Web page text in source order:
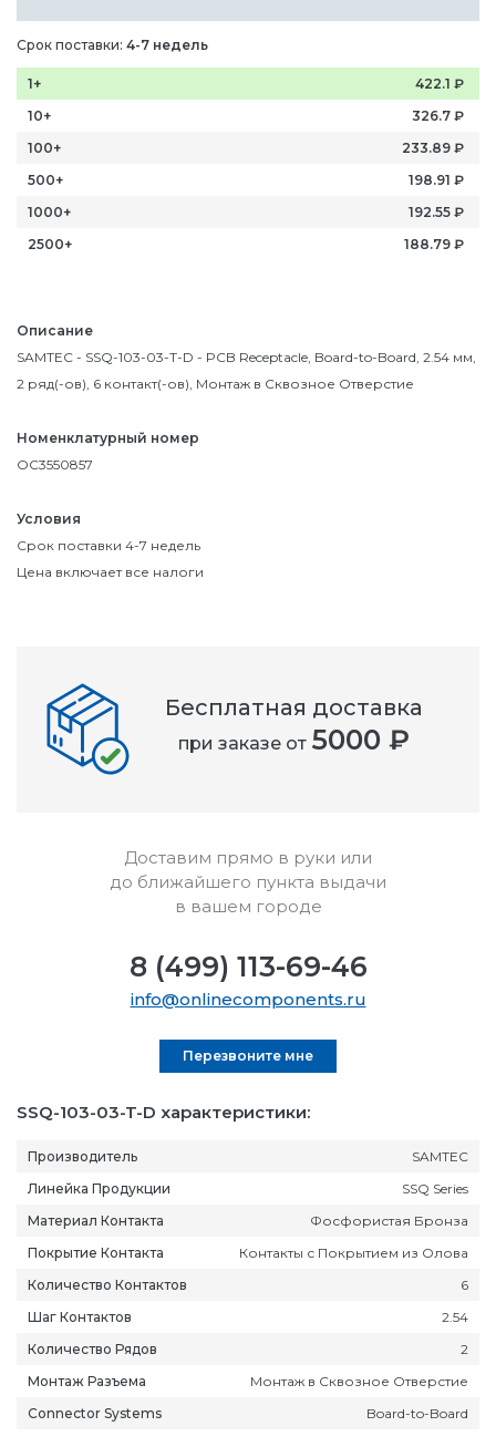
Описание
SAMTEC - SSQ-103-03-T-D - PCB Receptacle, Board-to-Board, 2.54 мм,
2 ряд(-ов), 6 контакт(-ов), Монтаж в Сквозное Отверстие
Номенклатурный номер
OC3550857
Условия
Срок поставки 4-7 недель
Цена включает все налоги
Срок поставки: 4-7 недель
1+ 422.1 ₽
10+
326.7 ₽
100+
233.89 ₽
500+
198.91 ₽
1000+
192.55 ₽
2500+
188.79 ₽
SSQ-103-03-T-D характеристики:
Производитель
SAMTEC
Линейка Продукции
SSQ Series
Материал Контакта
Фосфористая Бронза
Покрытие Контакта
Контакты с Покрытием из Олова
Количество Контактов
6
Шаг Контактов
2.54
Количество Рядов
2
Монтаж Разъема
Монтаж в Сквозное Отверстие
Connector Systems
Board-to-Board
Бесплатная доставка
при заказе от 5000 ₽
Доставим прямо в руки или
до ближайшего пункта выдачи
в вашем городе
8 (499) 113-69-46
info@onlinecomponents.ru
Перезвоните мне